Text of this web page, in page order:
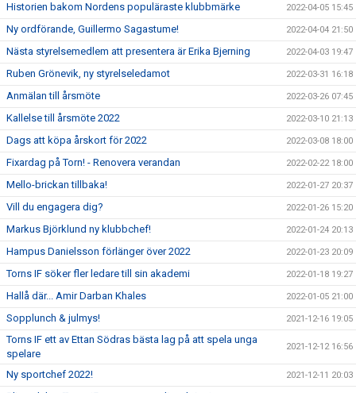
Historien bakom Nordens populäraste klubbmärke 2022-04-05 15:45
Ny ordförande, Guillermo Sagastume! 2022-04-04 21:50
Nästa styrelsemedlem att presentera är Erika Bjerning 2022-04-03 19:47
Ruben Grönevik, ny styrelseledamot 2022-03-31 16:18
Anmälan till årsmöte 2022-03-26 07:45
Kallelse till årsmöte 2022 2022-03-10 21:13
Dags att köpa årskort för 2022 2022-03-08 18:00
Fixardag på Torn! - Renovera verandan 2022-02-22 18:00
Mello-brickan tillbaka! 2022-01-27 20:37
Vill du engagera dig? 2022-01-26 15:20
Markus Björklund ny klubbchef! 2022-01-24 20:13
Hampus Danielsson förlänger över 2022 2022-01-23 20:09
Torns IF söker fler ledare till sin akademi 2022-01-18 19:27
Hallå där... Amir Darban Khales 2022-01-05 21:00
Sopplunch & julmys! 2021-12-16 19:05
Torns IF ett av Ettan Södras bästa lag på att spela unga
spelare
2021-12-12 16:56
Ny sportchef 2022! 2021-12-11 20:03